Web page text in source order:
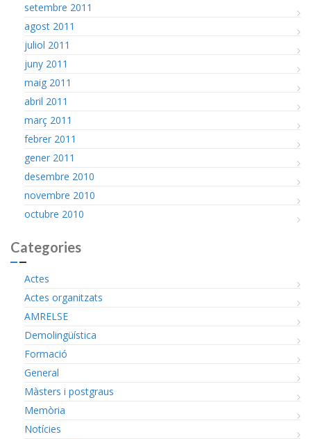
setembre 2011
agost 2011
juliol 2011
juny 2011
maig 2011
abril 2011
març 2011
febrer 2011
gener 2011
desembre 2010
novembre 2010
octubre 2010
Categories
Actes
Actes organitzats
AMRELSE
Demolingüística
Formació
General
Màsters i postgraus
Memòria
Notícies